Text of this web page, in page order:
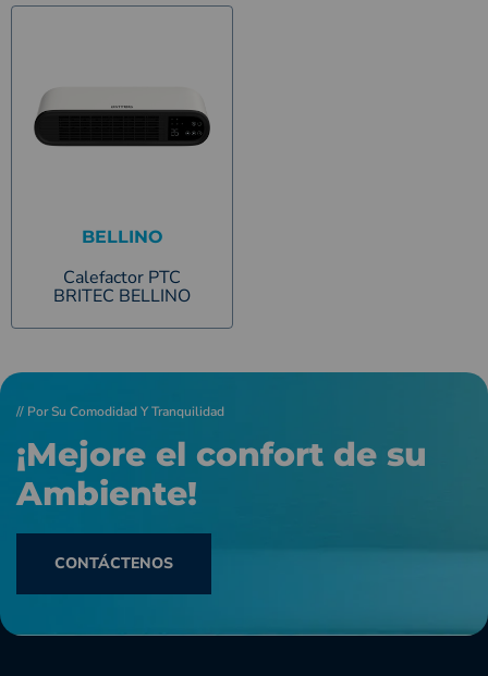
BELLINO
Calefactor PTC
BRITEC BELLINO
// Por Su Comodidad Y Tranquilidad
¡Mejore el confort de su
Ambiente!
CONTÁCTENOS